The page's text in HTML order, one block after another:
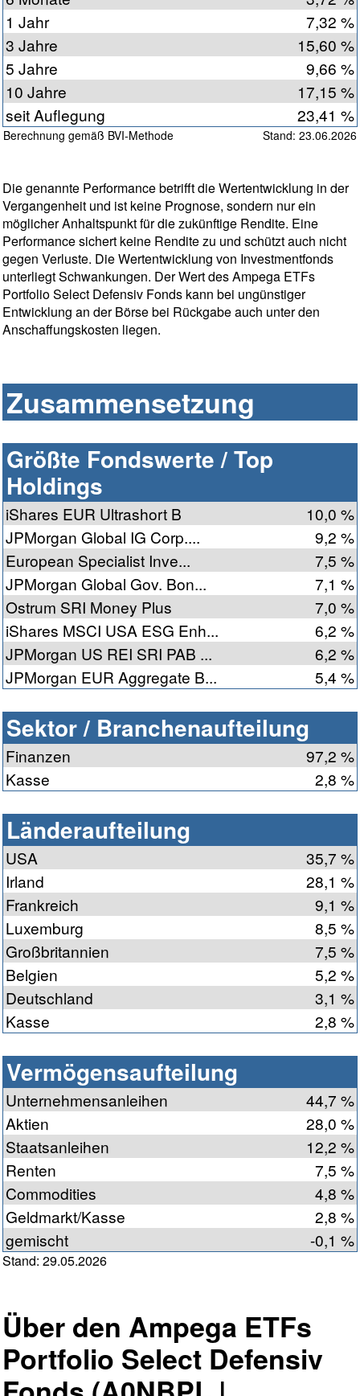
1 Jahr
7,32 %
3 Jahre
15,60 %
5 Jahre
9,66 %
10 Jahre
17,15 %
seit Auflegung
23,41 %
Berechnung gemäß BVI-Methode Stand: 23.06.2026
Die genannte Performance betrifft die Wertentwicklung in der
Vergangenheit und ist keine Prognose, sondern nur ein
möglicher Anhaltspunkt für die zukünftige Rendite. Eine
Performance sichert keine Rendite zu und schützt auch nicht
gegen Verluste. Die Wertentwicklung von Investmentfonds
unterliegt Schwankungen. Der Wert des Ampega ETFs
Portfolio Select Defensiv Fonds kann bei ungünstiger
Entwicklung an der Börse bei Rückgabe auch unter den
Anschaffungskosten liegen.
Zusammensetzung
Größte Fondswerte / Top
Holdings
iShares EUR Ultrashort B
10,0 %
JPMorgan Global IG Corp....
9,2 %
European Specialist Inve...
7,5 %
JPMorgan Global Gov. Bon...
7,1 %
Ostrum SRI Money Plus
7,0 %
iShares MSCI USA ESG Enh...
6,2 %
JPMorgan US REI SRI PAB ...
6,2 %
JPMorgan EUR Aggregate B...
5,4 %
Sektor / Branchenaufteilung
Finanzen
97,2 %
Kasse
2,8 %
Länderaufteilung
USA
35,7 %
Irland
28,1 %
Frankreich
9,1 %
Luxemburg
8,5 %
Großbritannien
7,5 %
Belgien
5,2 %
Deutschland
3,1 %
Kasse
2,8 %
Vermögensaufteilung
Unternehmensanleihen
44,7 %
Aktien
28,0 %
Staatsanleihen
12,2 %
Renten
7,5 %
Commodities
4,8 %
Geldmarkt/Kasse
2,8 %
gemischt
-0,1 %
Stand: 29.05.2026
Über den Ampega ETFs
Portfolio Select Defensiv